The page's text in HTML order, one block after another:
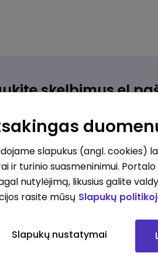
skelbimus
atsiras, iš karto gausite jį
ieškote darbo?*
Pridėti naują
Kokios srities darbo pasiūlymai jus
Pridėti naują
slapukus (angl. cookies)
ir turinio suasmeninimui.
nutylėjimą, likusius galite
rasite mūsų Slapukų
Slapukų nustatymai